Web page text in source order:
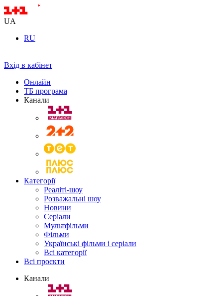
UA
RU
Вхід в кабінет
Онлайн
ТБ програма
Канали
Категорії
Реаліті-шоу
Розважальні шоу
Новини
Серіали
Мультфільми
Фільми
Українські фільми і серіали
Всі категорії
Всі проєкти
Канали